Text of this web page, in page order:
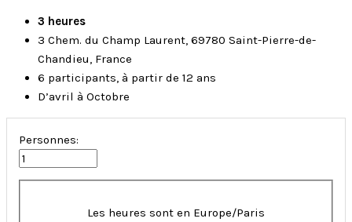
3 heures
3 Chem. du Champ Laurent, 69780 Saint-Pierre-de-
Chandieu, France
6 participants, à partir de 12 ans
D’avril à Octobre
Personnes:
Les heures sont en Europe/Paris